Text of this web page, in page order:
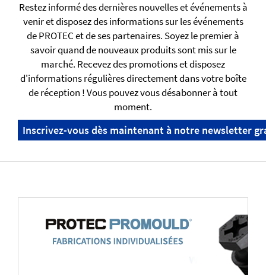
Restez informé des dernières nouvelles et événements à
venir et disposez des informations sur les événements
de PROTEC et de ses partenaires. Soyez le premier à
savoir quand de nouveaux produits sont mis sur le
marché. Recevez des promotions et disposez
d'informations régulières directement dans votre boîte
de réception ! Vous pouvez vous désabonner à tout
moment.
Inscrivez-vous dès maintenant à notre newsletter